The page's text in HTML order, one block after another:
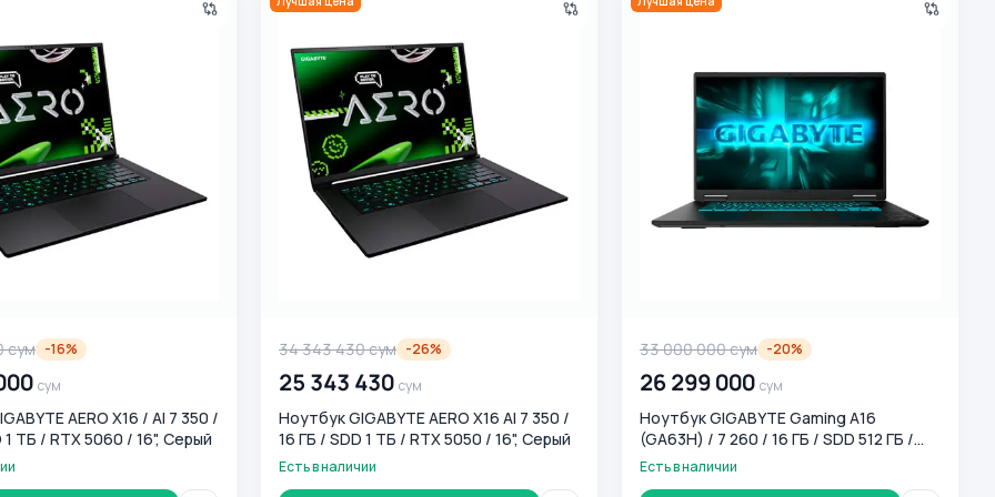
сум -16%
сум
AERO X16 / AI 7 350 /
1 ТБ / RTX 5060 / 16", Серый
34 343 430сум -26%
25 343 430 сум
Ноутбук GIGABYTE AERO X16 AI 7 350 /
16 ГБ / SDD 1 ТБ / RTX 5050 / 16", Серый
Есть в наличии
33 000 000сум -20%
26 299 000 сум
Ноутбук GIGABYTE Gaming A16
(GA63H) / 7 260 / 16 ГБ / SDD 512 ГБ /
RTX 5050 / 16", чёрный
Есть в наличии